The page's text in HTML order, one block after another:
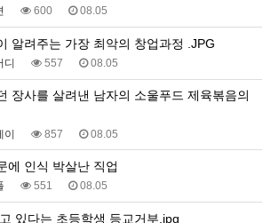
600 08.05
알려주는 가장 최악의 창업과정 .JPG
557 08.05
857 08.05
에 인식 박살난 직업
551 08.05
있다는 초등학생 등교거부.jpg